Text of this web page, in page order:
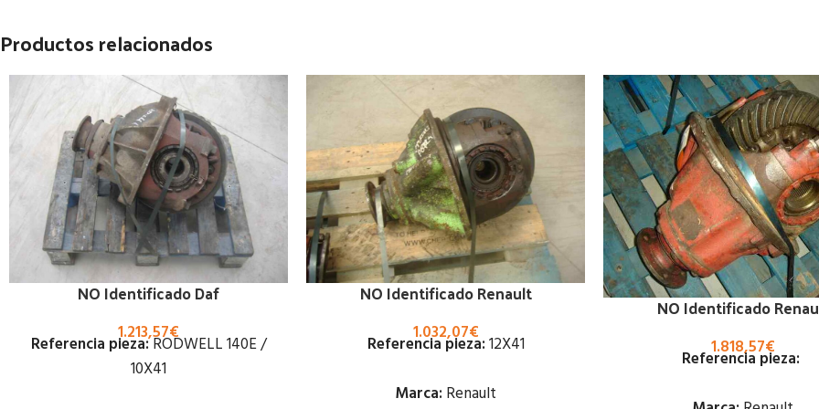
Productos relacionados
NO Identificado Daf
1.213,57€
Referencia pieza:RODWELL 140E /
10X41
NO Identificado Renault
1.032,07€
Referencia pieza:12X41
Marca: Renault
NO Identificado
1.818,57€
Referencia pieza: